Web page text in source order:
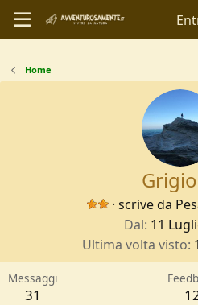
Home
· scrive da
Dal 11
Ultima volta visto
Messaggi
31